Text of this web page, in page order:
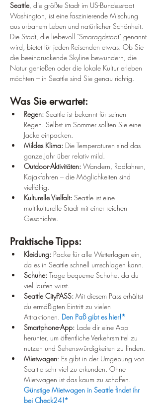
Seattle, die größte Stadt im US-Bundesstaat
Washington, ist eine faszinierende Mischung
aus urbanem Leben und natürlicher Schönheit.
Die Stadt, die liebevoll "Smaragdstadt" genannt
wird, bietet für jeden Reisenden etwas: Ob Sie
die beeindruckende Skyline bewundern, die
Natur genießen oder die lokale Kultur erleben
möchten – in Seattle sind Sie genau richtig.
Was Sie erwartet:
Regen: Seattle ist bekannt für seinen
Regen. Selbst im Sommer sollten Sie eine
Jacke einpacken.
Mildes Klima: Die Temperaturen sind das
ganze Jahr über relativ mild.
Outdoor-Aktivitäten: Wandern, Radfahren,
Kajakfahren – die Möglichkeiten sind
vielfältig.
Kulturelle Vielfalt: Seattle ist eine
multikulturelle Stadt mit einer reichen
Geschichte.
Praktische Tipps:
Kleidung: Packe für alle Wetterlagen ein,
da es in Seattle schnell umschlagen kann.
Schuhe: Trage bequeme Schuhe, da du
viel laufen wirst.
Seattle CityPASS: Mit diesem Pass erhältst
du ermäßigten Eintritt zu vielen
Attraktionen. Den Paß gibt es hier!*
Smartphone-App: Lade dir eine App
herunter, um öffentliche Verkehrsmittel zu
nutzen und Sehenswürdigkeiten zu finden.
Mietwagen: Es gibt in der Umgebung von
Seattle sehr viel zu erkunden. Ohne
Mietwagen ist das kaum zu schaffen.
Günstige Mietwagen in Seattle findet ihr
bei Check24!*